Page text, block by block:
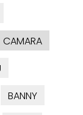
CAMARA
BANNY